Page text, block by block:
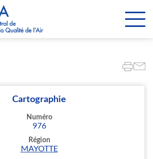
Cartographie
Numéro
976
Région
MAYOTTE